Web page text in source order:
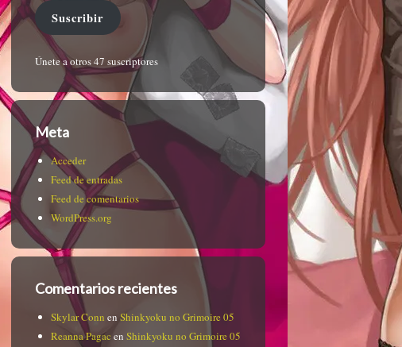
Suscribir
Únete a otros 47 suscriptores
Meta
Acceder
Feed de entradas
Feed de comentarios
WordPress.org
Comentarios recientes
Skylar Conn en Shinkyoku no Grimoire 05
Reanna Pagac en Shinkyoku no Grimoire 05